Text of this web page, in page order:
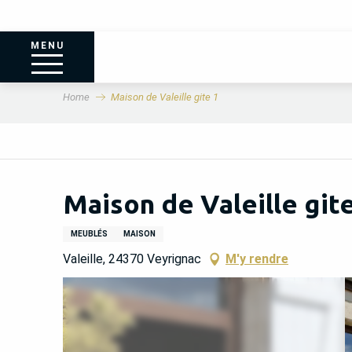
MENU
Home Maison de Valeille gite 1
Maison de Valeille
MEUBLÉS MAISON
Valeille, 24370 Veyrignac M'y rendre